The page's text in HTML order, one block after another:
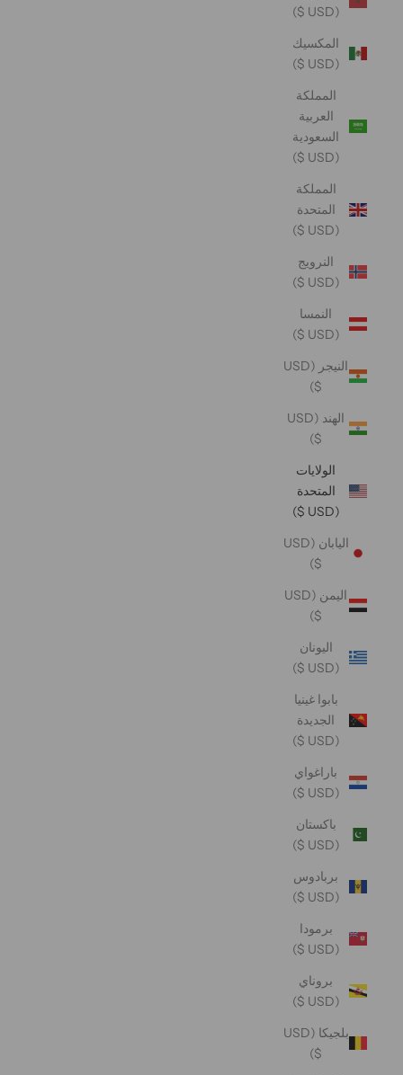
(USD $)
المكسيك
(USD $)
المملكة
العربية
السعودية
(USD $)
المملكة
المتحدة
(USD $)
النرويج
(USD $)
النمسا
(USD $)
النيجر (USD
$)
الهند (USD
$)
الولايات
المتحدة
(USD $)
اليابان (USD
$)
اليمن (USD
$)
اليونان
(USD $)
بابوا غينيا
الجديدة
(USD $)
باراغواي
(USD $)
باكستان
(USD $)
بربادوس
(USD $)
برمودا
(USD $)
بروناي
(USD $)
بلجيكا (USD
$)